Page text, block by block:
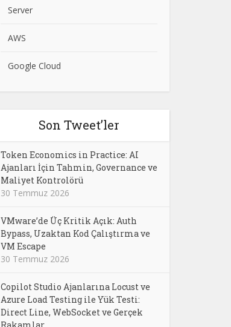
Server
AWS
Google Cloud
Son Tweet’ler
Token Economics in Practice: AI
Ajanları İçin Tahmin, Governance ve
Maliyet Kontrolörü
30 Temmuz 2026
VMware’de Üç Kritik Açık: Auth
Bypass, Uzaktan Kod Çalıştırma ve
VM Escape
30 Temmuz 2026
Copilot Studio Ajanlarına Locust ve
Azure Load Testing ile Yük Testi:
Direct Line, WebSocket ve Gerçek